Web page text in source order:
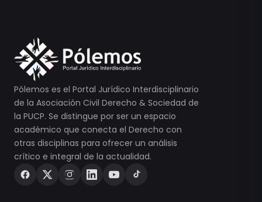
Pólemos es el Portal Jurídico Interdisciplinario
de la Asociación Civil Derecho & Sociedad de
la PUCP. Se distingue por ser un espacio
académico que conecta el Derecho con
otras disciplinas para ofrecer un análisis
crítico e integral de la actualidad.